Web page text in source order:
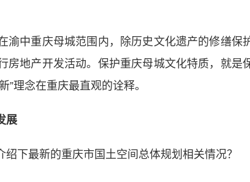
中重庆母城范围内，除历史文化遗产的修缮保
房地产开发活动。保护重庆母城文化特质，就是
理念在重庆最直观的诠释。
展
最新的重庆市国土空间总体规划相关情况？